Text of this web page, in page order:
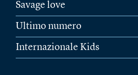
Savage love
Ultimo numero
Internazionale Kids